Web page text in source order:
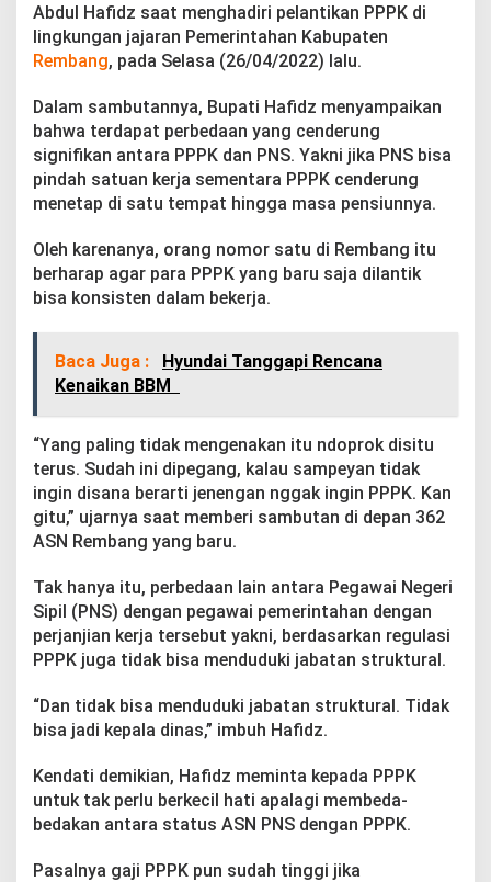
e
t
a
Abdul Hafidz saat menghadiri pelantikan PPPK di
lingkungan jajaran Pemerintahan Kabupaten
Rembang, pada Selasa (26/04/2022) lalu.
Dalam sambutannya, Bupati Hafidz menyampaikan
bahwa terdapat perbedaan yang cenderung
signifikan antara PPPK dan PNS. Yakni jika PNS bisa
pindah satuan kerja sementara PPPK cenderung
menetap di satu tempat hingga masa pensiunnya.
Oleh karenanya, orang nomor satu di Rembang itu
berharap agar para PPPK yang baru saja dilantik
bisa konsisten dalam bekerja.
Baca Juga :
Hyundai Tanggapi Rencana
Kenaikan BBM
“Yang paling tidak mengenakan itu ndoprok disitu
terus. Sudah ini dipegang, kalau sampeyan tidak
ingin disana berarti jenengan nggak ingin PPPK. Kan
gitu,” ujarnya saat memberi sambutan di depan 362
ASN Rembang yang baru.
Tak hanya itu, perbedaan lain antara Pegawai Negeri
Sipil (PNS) dengan pegawai pemerintahan dengan
perjanjian kerja tersebut yakni, berdasarkan regulasi
PPPK juga tidak bisa menduduki jabatan struktural.
“Dan tidak bisa menduduki jabatan struktural. Tidak
bisa jadi kepala dinas,” imbuh Hafidz.
Kendati demikian, Hafidz meminta kepada PPPK
untuk tak perlu berkecil hati apalagi membeda-
bedakan antara status ASN PNS dengan PPPK.
Pasalnya gaji PPPK pun sudah tinggi jika